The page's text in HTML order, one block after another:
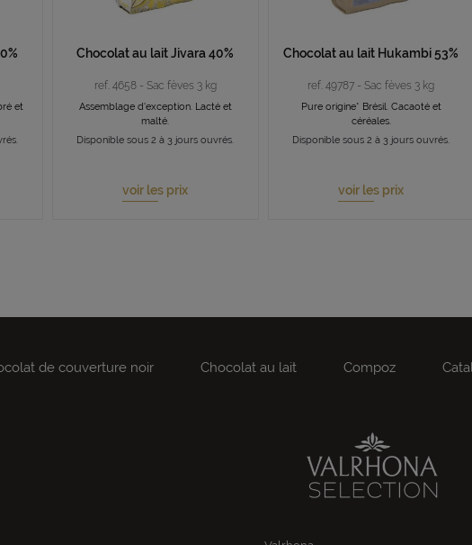
et
Chocolat au lait Jivara 40%
ref. 4658 - Sac fèves 3 kg
Assemblage d'exception. Lacté et
malté.
Disponible sous 2 à 3 jours ouvrés.
voir les prix
Chocolat au lait Hukambi 53%
ref. 49787 - Sac fèves 3 kg
Pure origine* Brésil. Cacaoté et
céréales.
Disponible sous 2 à 3 jours ouvrés.
voir les prix
de couverture noir Chocolat au lait Compoz